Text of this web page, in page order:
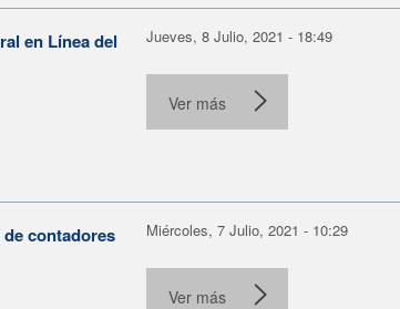
en Línea del
Jueves, 8 Julio, 2021 - 18:49
Ver más
contadores
Miércoles, 7 Julio, 2021 - 10:29
Ver más